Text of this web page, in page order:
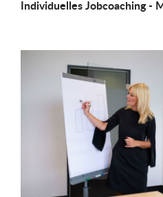
Individu­elles Job­coaching -